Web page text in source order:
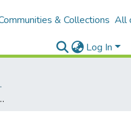
& Collections All
Log In
University
Termodinamik Analizi